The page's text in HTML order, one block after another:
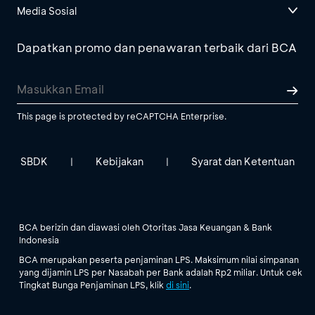
Media Sosial
Dapatkan promo dan penawaran terbaik dari BCA
This page is protected by reCAPTCHA Enterprise.
SBDK | Kebijakan | Syarat dan Ketentuan
BCA berizin dan diawasi oleh Otoritas Jasa Keuangan & Bank
Indonesia
BCA merupakan peserta penjaminan LPS. Maksimum nilai simpanan
yang dijamin LPS per Nasabah per Bank adalah Rp2 miliar. Untuk cek
Tingkat Bunga Penjaminan LPS, klik di sini.